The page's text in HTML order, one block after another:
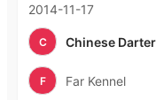
2014-11-17
C Chinese
F Far Kennel